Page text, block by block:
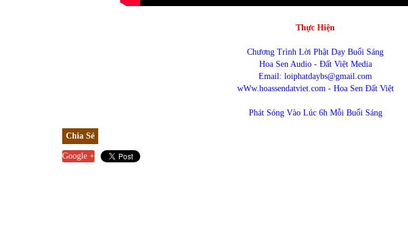
Thực Hiện
Chương Trình Lời Phật Dạy Buổi Sáng
Hoa Sen Audio - Đất Việt Media
Email: loiphatdaybs@gmail.com
wWw.hoassendatviet.com - Hoa Sen Đất Việt
Phát Sóng Vào Lúc 6h Mỗi Buổi Sáng
Chia Sẻ
Google +